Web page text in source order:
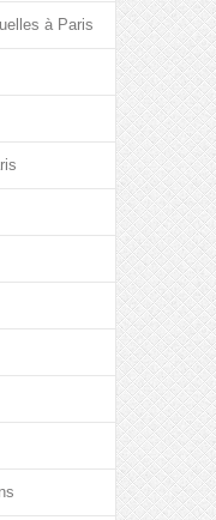
à Paris